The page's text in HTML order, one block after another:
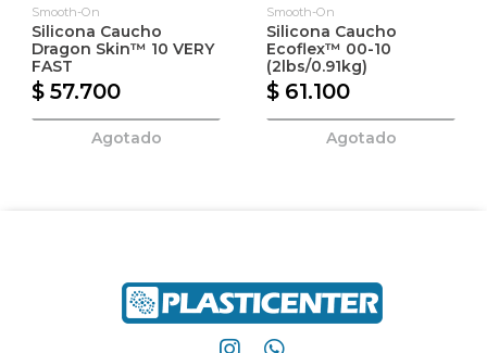
Smooth-On
Silicona Caucho
Dragon Skin™ 10 VERY
FAST
$ 57.700
Agotado
Smooth-On
Silicona Caucho
Ecoflex™ 00-10
(2lbs/0.91kg)
$ 61.100
Agotado